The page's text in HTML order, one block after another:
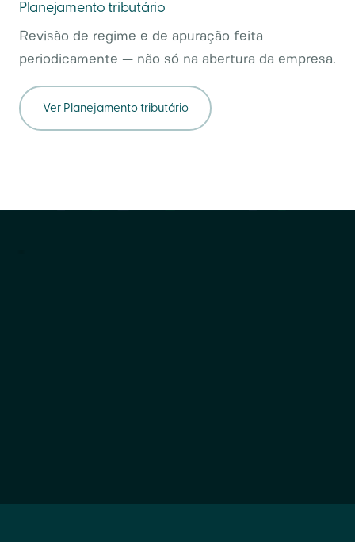
Planejamento tributário
Revisão de regime e de apuração feita
periodicamente — não só na abertura da empresa.
Ver Planejamento tributário